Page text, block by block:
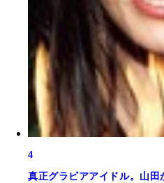
4
真正グラビアアイドル。山